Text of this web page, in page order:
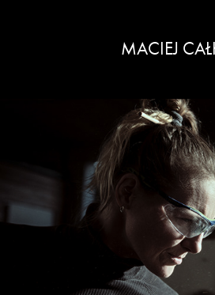
MACIEJ